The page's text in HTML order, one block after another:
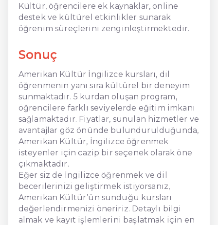
Kültür, öğrencilere ek kaynaklar, online
destek ve kültürel etkinlikler sunarak
öğrenim süreçlerini zenginleştirmektedir.
Sonuç
Amerikan Kültür İngilizce kursları, dil
öğrenmenin yanı sıra kültürel bir deneyim
sunmaktadır. 5 kurdan oluşan program,
öğrencilere farklı seviyelerde eğitim imkanı
sağlamaktadır. Fiyatlar, sunulan hizmetler ve
avantajlar göz önünde bulundurulduğunda,
Amerikan Kültür, İngilizce öğrenmek
isteyenler için cazip bir seçenek olarak öne
çıkmaktadır.
Eğer siz de İngilizce öğrenmek ve dil
becerilerinizi geliştirmek istiyorsanız,
Amerikan Kültür’ün sunduğu kursları
değerlendirmenizi öneririz. Detaylı bilgi
almak ve kayıt işlemlerini başlatmak için en